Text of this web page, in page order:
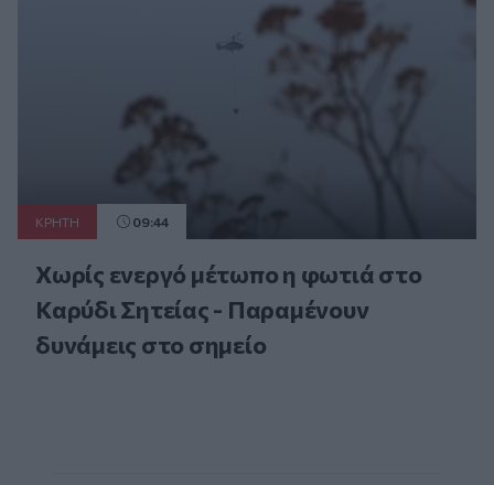
ΚΡΗΤΗ 09:44
Χωρίς ενεργό μέτωπο η φωτιά στο
Καρύδι Σητείας - Παραμένουν
δυνάμεις στο σημείο